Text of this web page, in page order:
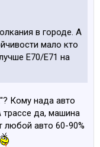
в городе. А
мало кто
Е70/Е71 на
Кому нада авто
трассе да, машина
любой авто 60-90%